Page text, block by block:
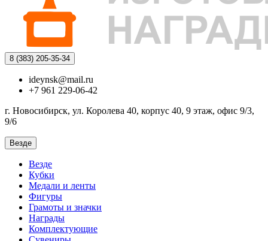
8 (383) 205-35-34
ideynsk@mail.ru
+7 961 229-06-42
г. Новосибирск, ул. Королева 40, корпус 40, 9 этаж, офис 9/3,
9/6
Везде
Везде
Кубки
Медали и ленты
Фигуры
Грамоты и значки
Награды
Комплектующие